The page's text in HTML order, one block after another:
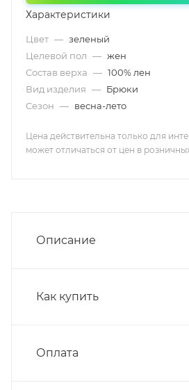
Характеристики
Цвет — зеленый
Целевой пол — жен
Состав верха — 100% лен
Вид изделия — Брюки
Сезон — весна-лето
Цена действительна только для
может отличаться от цен в
Описание
Как купить
Оплата